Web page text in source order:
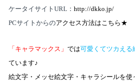
ケータイサイト URL ： http://dkko.jp/
PCサイトからのアクセス方法はこちら★
「キャラマックス」 では可愛くてツカえる
ています♪
絵文字・メッセ絵文字・キャラシールを使